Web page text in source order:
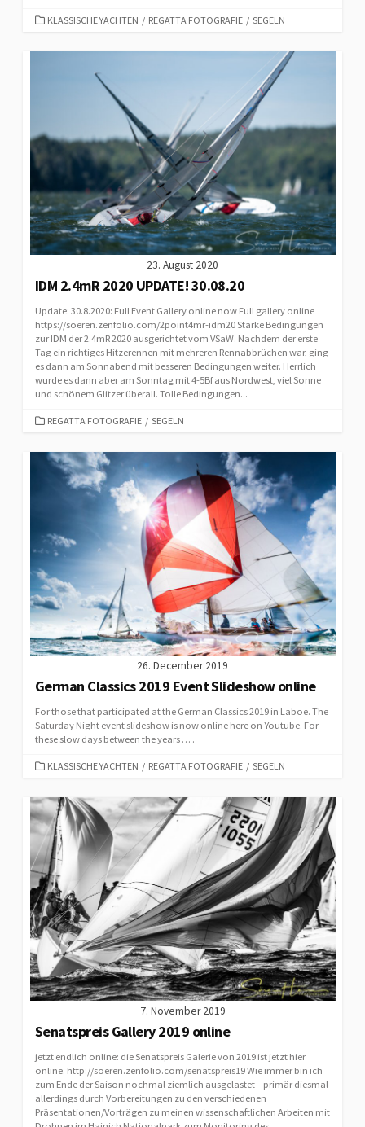
CATEGORIES
KLASSISCHE YACHTEN / REGATTA FOTOGRAFIE / SEGELN
23. August 2020
IDM 2.4mR 2020 UPDATE! 30.08.20
Update: 30.8.2020: Full Event Gallery online now Full gallery online
https://soeren.zenfolio.com/2point4mr-idm20 Starke Bedingungen
zur IDM der 2.4mR 2020 ausgerichtet vom VSaW. Nachdem der erste
Tag ein richtiges Hitzerennen mit mehreren Rennabbrüchen war, ging
es dann am Sonnabend mit besseren Bedingungen weiter. Herrlich
wurde es dann aber am Sonntag mit 4-5Bf aus Nordwest, viel Sonne
und schönem Glitzer überall. Tolle Bedingungen...
CATEGORIES
REGATTA FOTOGRAFIE / SEGELN
26. December 2019
German Classics 2019 Event Slideshow online
For those that participated at the German Classics 2019 in Laboe. The
Saturday Night event slideshow is now online here on Youtube. For
these slow days between the years … .
CATEGORIES
KLASSISCHE YACHTEN / REGATTA FOTOGRAFIE / SEGELN
7. November 2019
Senatspreis Gallery 2019 online
jetzt endlich online: die Senatspreis Galerie von 2019 ist jetzt hier
online. http://soeren.zenfolio.com/senatspreis19 Wie immer bin ich
zum Ende der Saison nochmal ziemlich ausgelastet – primär diesmal
allerdings durch Vorbereitungen zu den verschiedenen
Präsentationen/Vorträgen zu meinen wissenschaftlichen Arbeiten mit